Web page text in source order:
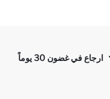
ارجاع في غضون 30 يوماً